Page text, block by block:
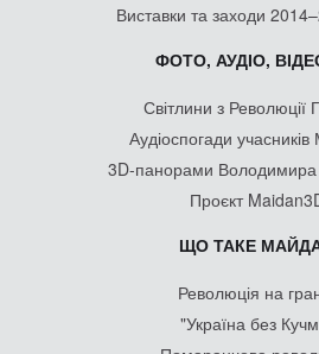
Виставки та заходи
ФОТО, АУДІО,
Світлини з Революції
Аудіоспогади
3D-панорами
Проєкт
ЩО ТАКЕ
Революція на
"Україна без